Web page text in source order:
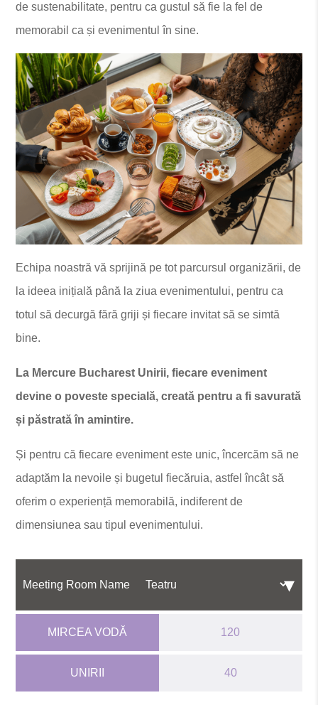
de sustenabilitate, pentru ca gustul să fie la fel de
memorabil ca și evenimentul în sine.
Echipa noastră vă sprijină pe tot parcursul organizării, de
la ideea inițială până la ziua evenimentului, pentru ca
totul să decurgă fără griji și fiecare invitat să se simtă
bine.
La Mercure Bucharest Unirii, fiecare eveniment
devine o poveste specială, creată pentru a fi savurată
și păstrată în amintire.
Și pentru că fiecare eveniment este unic, încercăm să ne
adaptăm la nevoile și bugetul fiecăruia, astfel încât să
oferim o experiență memorabilă, indiferent de
dimensiunea sau tipul evenimentului.
Meeting Room Name
MIRCEA VODĂ 120
UNIRII 40